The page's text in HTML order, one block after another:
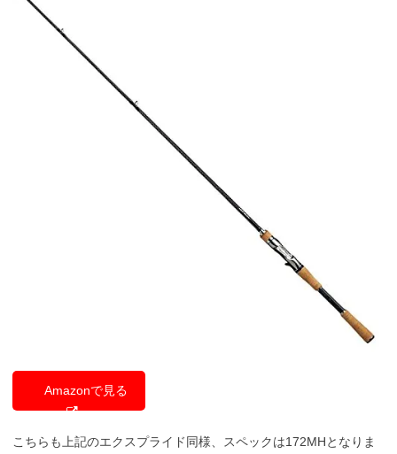
Amazonで見る
こちらも上記のエクスプライド同様、スペックは172MHとなりま